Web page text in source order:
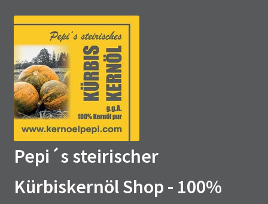
Zur
Navigation
springen
Zum
springen
Pepi´s steirischer
Kürbiskernöl Shop - 100%